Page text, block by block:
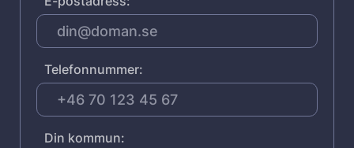
Telefonnummer:
Din kommun: